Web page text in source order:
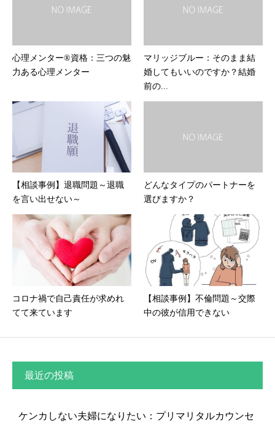
心理メンター®資格：三つの魅
力ある心理メンター
マリッジブルー：そのまま結
婚してもいいのですか？結婚
前の...
【相談事例】退職問題～退職
を言い出せない～
どんなタイプのパートナーを
選びますか？
コロナ禍で自己責任が求めれ
てて来ています
【相談事例】不倫問題～交際
中の彼が信用できない
最近の投稿
ケンカしない夫婦になりたい：プリマリタルカウンセ